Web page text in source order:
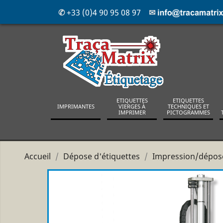
✆+33 (0)4 90 95 08 97 ✉
IMPRIMANTES
ETIQUETTES
VIERGES À
IMPRIMER
ETIQUETTES
TECHNIQUES ET
PICTOGRAMMES
Accueil Dépose d'étiquettes Impression/